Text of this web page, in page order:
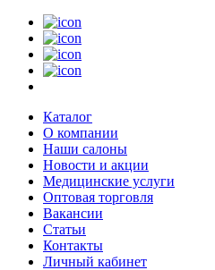
Каталог
О компании
Наши салоны
Новости и акции
Медицинские услуги
Оптовая торговля
Вакансии
Статьи
Контакты
Личный кабинет